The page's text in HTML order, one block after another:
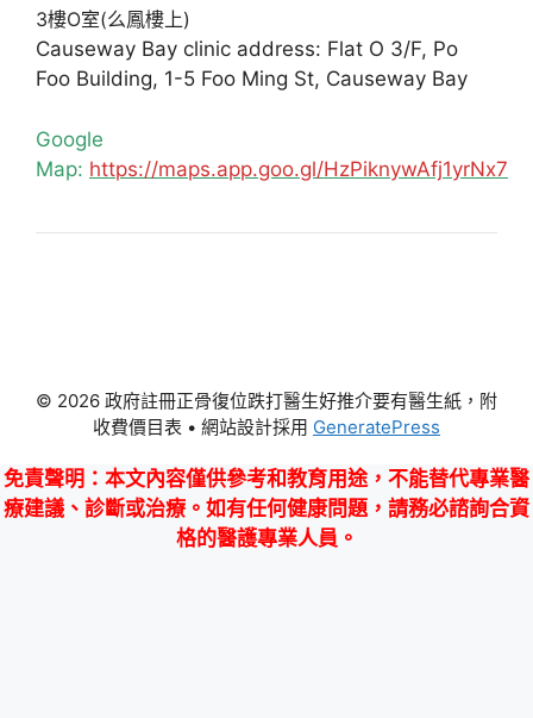
3樓O室(么鳳樓上)
Causeway Bay clinic address: Flat O 3/F, Po
Foo Building, 1-5 Foo Ming St, Causeway Bay
Google
Map: https://maps.app.goo.gl/HzPiknywAfj1yrNx7
© 2026 政府註冊正骨復位跌打醫生好推介要有醫生紙，附
收費價目表 • 網站設計採用 GeneratePress
免責聲明 ：本文內容僅供參考和教育用途，不能替代專業醫
療建議、診斷或治療。如有任何健康問題，請務必諮詢合資
格的醫護專業人員。